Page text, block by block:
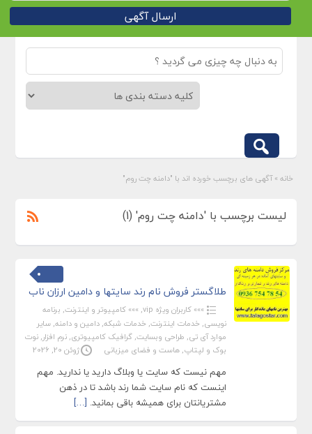
ارسال آگهی
خانه » آگهی های برچسب خورده اند با "دامنه چت روم"
لیست برچسب با 'دامنه چت روم' (1)
طلاگستر فروش نام رند سایتها و دامین ارزان ناب
»»» کاربران ویژه vip , »»» کامپیوتر و اینترنت, برنامه
نویسی, خدمات اینترنت, خدمات شبکه, دامین و دامنه, سایر
موارد آی تی, طراحی وبسایت, گرافیک کامپیوتری, نرم افزار, نوت
بوک و لپتاپ, هاست و فضای میزبانی ژوئن 20, 2026
مهم نیست که سایت یا وبلاگ دارید یا ندارید. مهم
اینست که نام سایت شما رند باشد تا در ذهن
مشتریانتان برای همیشه باقی بمانید. […]